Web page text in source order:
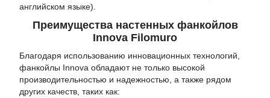
английском языке).
Преимущества настенных фанкойлов
Innova Filomuro
Благодаря использованию инновационных технологий,
фанкойлы Innova обладают не только высокой
производительностью и надежностью, а также рядом
других качеств, таких как: